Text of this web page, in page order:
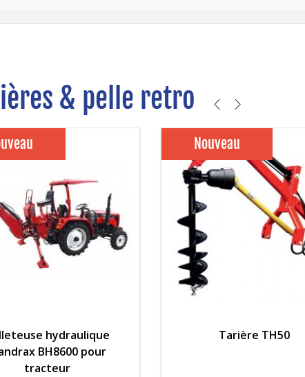
& pelle retro
hydraulique
BH8600 pour
tracteur
Nouveau
Tarière TH50